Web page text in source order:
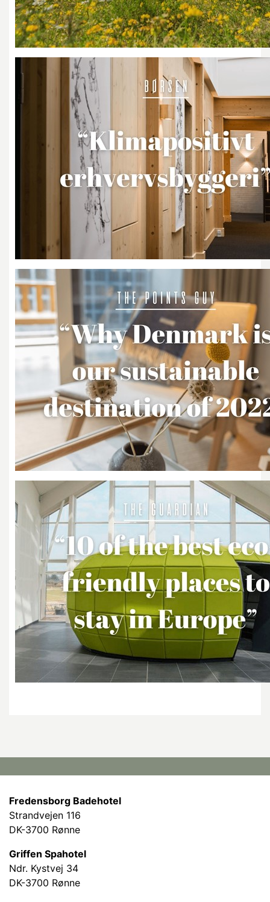
Fredensborg Badehotel
Strandvejen 116
DK-3700 Rønne
Griffen Spahotel
Ndr. Kystvej 34
DK-3700 Rønne